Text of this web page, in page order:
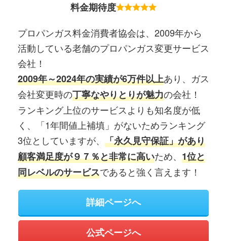
料金期待度
プロパンガス料金消費者協会は、2009年から
活動している老舗のプロパンガス変更サービス
会社！
2009年～2024年の実績が6万件以上あり、ガス
会社変更時の丁寧なやりとりが魅力の会社！
ランキング上位のサービスよりも知名度が低
く、「1年間値上補填」がないためランキング
3位としていますが、 「永久見守保証」があり
顧客満足度が９７％と非常に高いため、 1位と
同レベルのサービスであると強く言えます！
詳細ページへ
公式ページへ